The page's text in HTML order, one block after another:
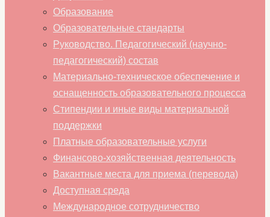
Образование
Образовательные стандарты
Руководство. Педагогический (научно-
педагогический) состав
Материально-техническое обеспечение и
оснащенность образовательного процесса
Стипендии и иные виды материальной
поддержки
Платные образовательные услуги
Финансово-хозяйственная деятельность
Вакантные места для приема (перевода)
Доступная среда
Международное сотрудничество